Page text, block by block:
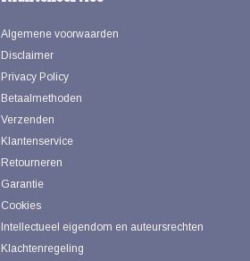
Algemene voorwaarden
Disclaimer
Privacy Policy
Betaalmethoden
Verzenden
Klantenservice
Retourneren
Garantie
Cookies
Intellectueel eigendom en auteursrechten
Klachtenregeling